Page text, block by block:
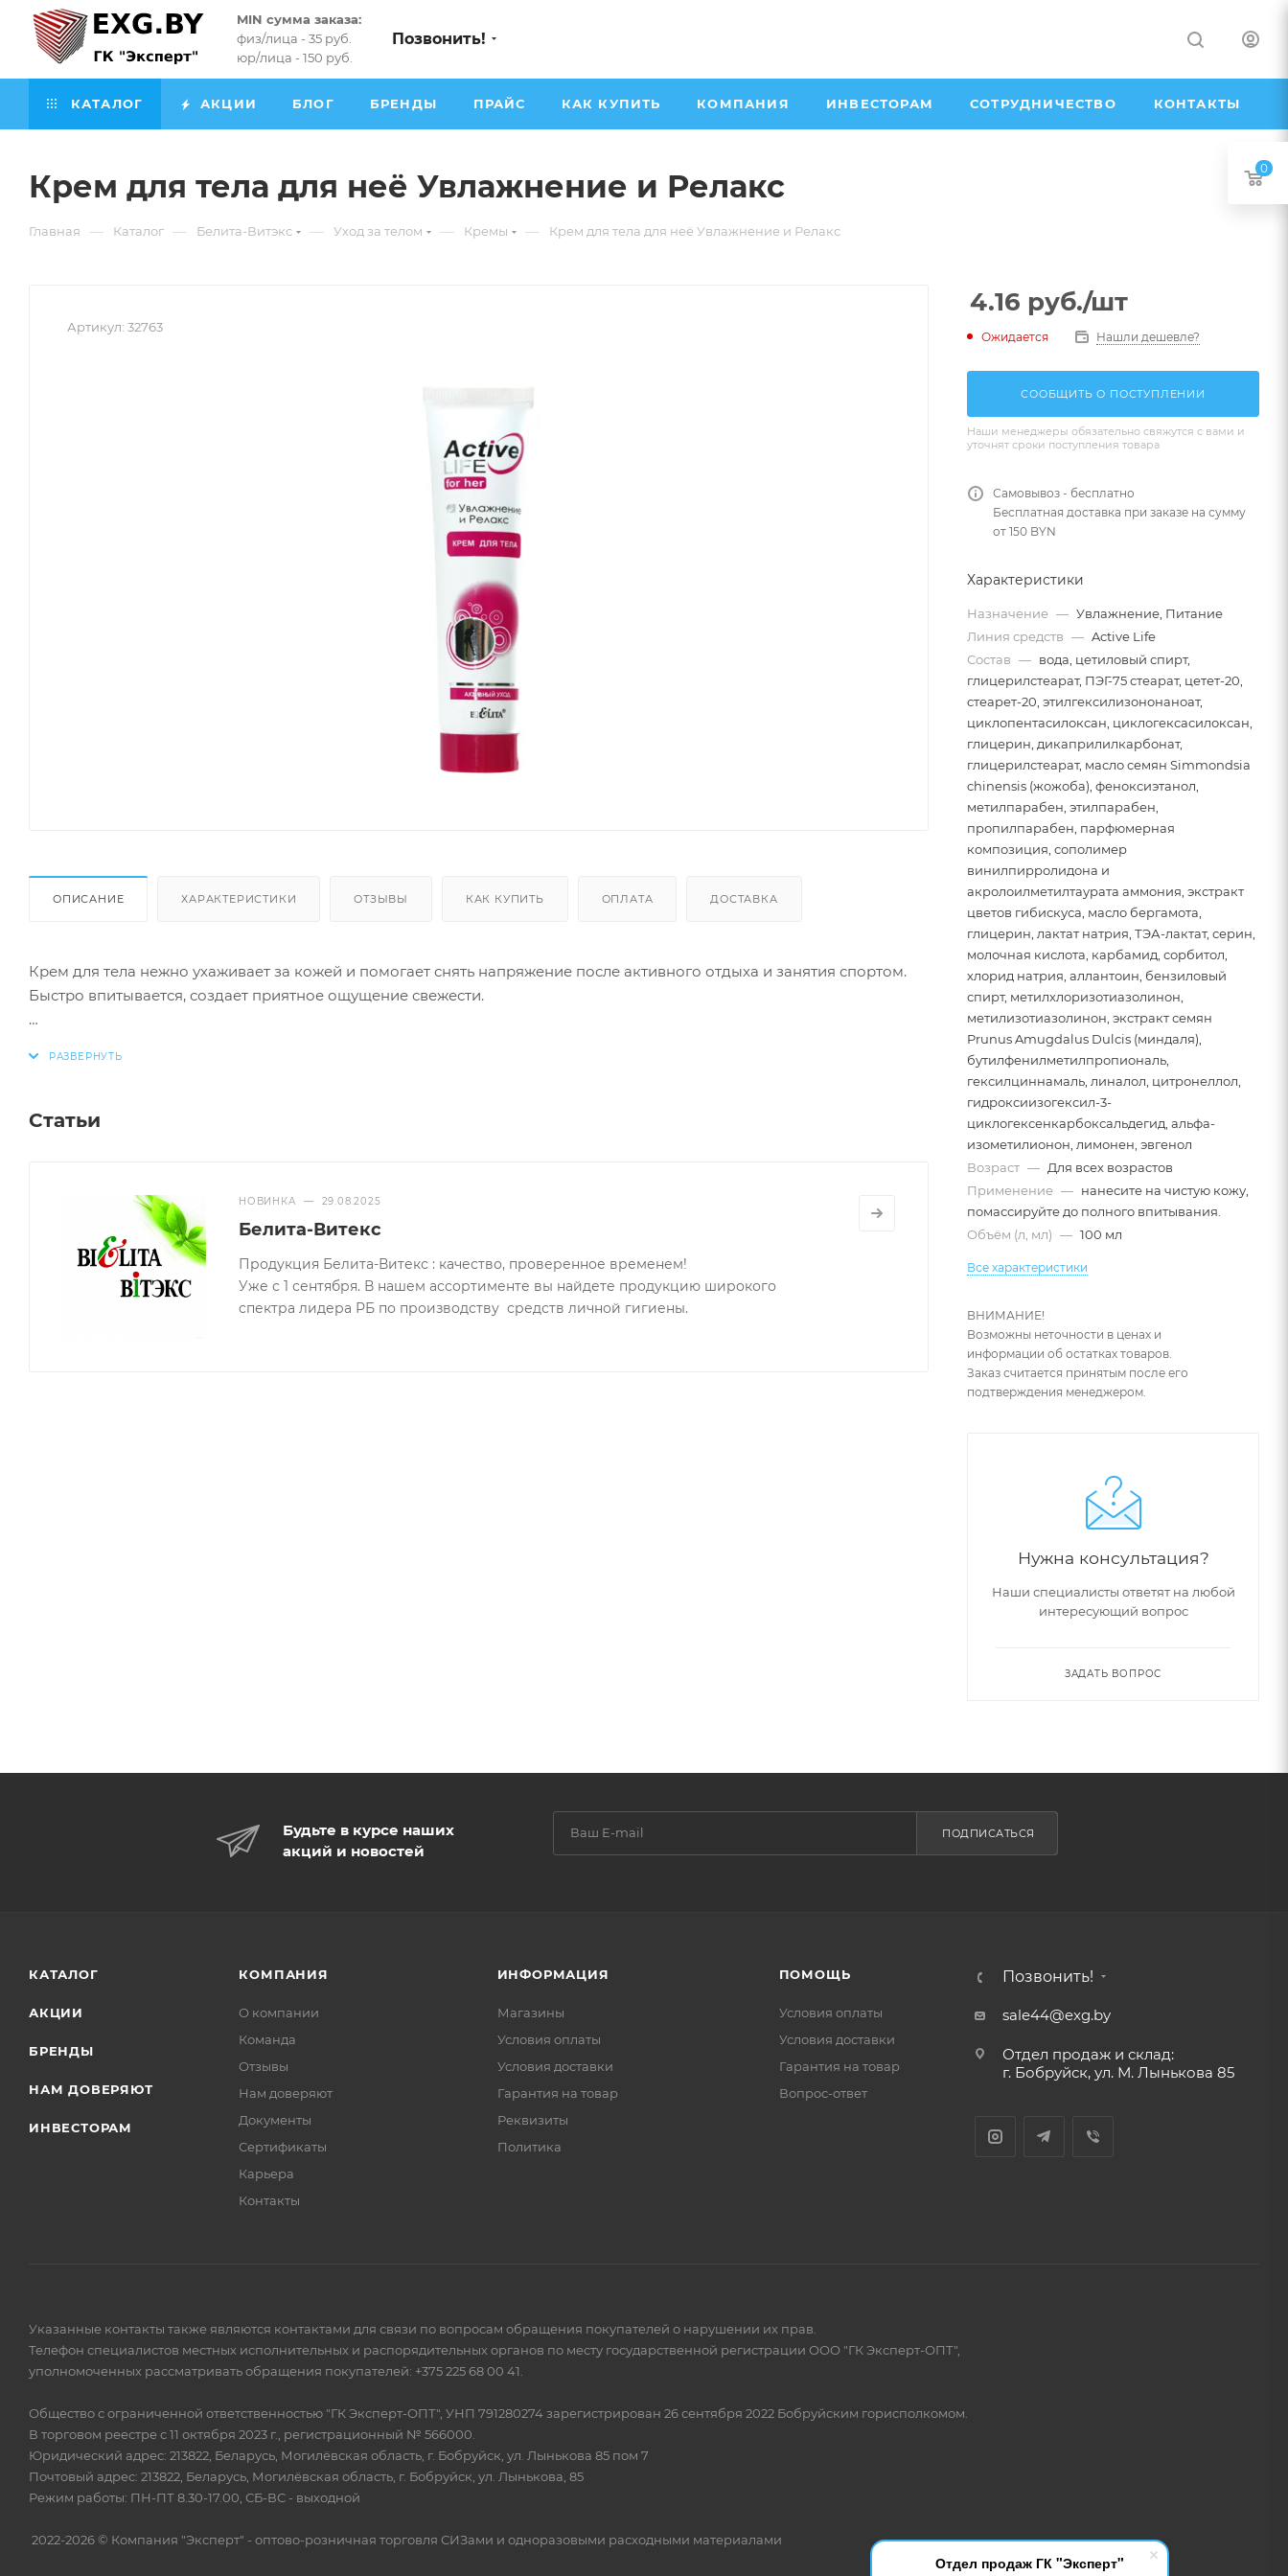
Отдел продаж ГК "Эксперт"
MIN сумма заказа:
физ/лица - 35 руб.
юр/лица - 150 руб.
Позвонить!
КАТАЛОГ АКЦИИ БЛОГ БРЕНДЫ ПРАЙС КАК КУПИТЬ КОМПАНИЯ ИНВЕСТОРАМ СОТРУДНИЧЕСТВО КОНТАКТЫ
Крем для тела для неё Увлажнение и Релакс
Главная — Каталог — Белита-Витэкс — Уход за телом — Кремы — Крем для тела для неё Увлажнение и Релакс
Артикул: 32763
ОПИСАНИЕ ХАРАКТЕРИСТИКИ ОТЗЫВЫ КАК КУПИТЬ ОПЛАТА ДОСТАВКА
Крем для тела нежно ухаживает за кожей и помогает снять напряжение после активного отдыха и занятия спортом.
Быстро впитывается, создает приятное ощущение свежести.
POLYLIFT — повышает упругость и эластичность кожи, укрепляет и подтягивает ее.
Статьи
НОВИНКА — 29.08.2025
Белита-Витекс
Продукция Белита-Витекс : качество, проверенное временем!
Уже с 1 сентября. В нашем ассортименте вы найдете продукцию широкого
спектра лидера РБ по производству средств личной гигиены.
4.16 руб./шт
Ожидается Нашли дешевле?
СООБЩИТЬ О ПОСТУПЛЕНИИ
Наши менеджеры обязательно свяжутся с вами и
уточнят сроки поступления товара
Самовывоз - бесплатно
Бесплатная доставка при заказе на сумму
от 150 BYN
Характеристики
Назначение — Увлажнение, Питание
Линия средств — Active Life
Состав — вода, цетиловый спирт,
глицерилстеарат, ПЭГ-75 стеарат, цетет-20,
стеарет-20, этилгексилизононаноат,
циклопентасилоксан, циклогексасилоксан,
глицерин, дикаприлилкарбонат,
глицерилстеарат, масло семян Simmondsia
chinensis (жожоба), феноксиэтанол,
метилпарабен, этилпарабен,
пропилпарабен, парфюмерная
композиция, сополимер
винилпирролидона и
акролоилметилтаурата аммония, экстракт
цветов гибискуса, масло бергамота,
глицерин, лактат натрия, ТЭА-лактат, серин,
молочная кислота, карбамид, сорбитол,
хлорид натрия, аллантоин, бензиловый
спирт, метилхлоризотиазолинон,
метилизотиазолинон, экстракт семян
Prunus Amugdalus Dulcis (миндаля),
бутилфенилметилпропиональ,
гексилциннамаль, линалол, цитронеллол,
гидроксиизогексил-3-
циклогексенкарбоксальдегид, альфа-
изометилионон, лимонен, эвгенол
Возраст — Для всех возрастов
Применение — нанесите на чистую кожу,
помассируйте до полного впитывания.
Объём (л, мл) — 100 мл
Все характеристики
ВНИМАНИЕ!
Возможны неточности в ценах и
информации об остатках товаров.
Заказ считается принятым после его
подтверждения менеджером.
Нужна консультация?
Наши специалисты ответят на любой
интересующий вопрос
ЗАДАТЬ ВОПРОС
Будьте в курсе наших
акций и новостей
ПОДПИСАТЬСЯ
КАТАЛОГ
АКЦИИ
БРЕНДЫ
НАМ ДОВЕРЯЮТ
ИНВЕСТОРАМ
КОМПАНИЯ
О компании
Команда
Отзывы
Нам доверяют
Документы
Сертификаты
Карьера
Контакты
ИНФОРМАЦИЯ
Магазины
Условия оплаты
Условия доставки
Гарантия на товар
Реквизиты
Политика
ПОМОЩЬ
Условия оплаты
Условия доставки
Гарантия на товар
Вопрос-ответ
Позвонить!
sale44@exg.by
Отдел продаж и склад:
г. Бобруйск, ул. М. Лынькова 85
Указанные контакты также являются контактами для связи по вопросам обращения покупателей о нарушении их прав.
Телефон специалистов местных исполнительных и распорядительных органов по месту государственной регистрации ООО "ГК Эксперт-ОПТ",
уполномоченных рассматривать обращения покупателей: +375 225 68 00 41.
Общество с ограниченной ответственностью "ГК Эксперт-ОПТ", УНП 791280274 зарегистрирован 26 сентября 2022 Бобруйским горисполкомом.
В торговом реестре с 11 октября 2023 г., регистрационный № 566000.
Юридический адрес: 213822, Беларусь, Могилёвская область, г. Бобруйск, ул. Лынькова 85 пом 7
Почтовый адрес: 213822, Беларусь, Могилёвская область, г. Бобруйск, ул. Лынькова, 85
Режим работы: ПН-ПТ 8.30-17.00, СБ-ВС - выходной
2022-2026 © Компания "Эксперт" - оптово-розничная торговля СИЗами и одноразовыми расходными материалами
0